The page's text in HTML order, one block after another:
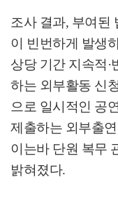
조사 결과, 부여된
이 빈번하게 발생
상당 기간 지속적 ·
하는 외부활동 신
으로 일시적인 공
제출하는 외부출
이는바 단원 복무
밝혀졌다.